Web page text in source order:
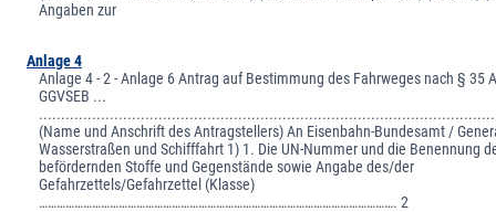
Angaben zur
Anlage 4
Anlage 4 - 2 - Anlage 6 Antrag auf Bestimmung des Fahrweges nach § 35
GGVSEB ...
(Name und Anschrift des Antragstellers) An Eisenbahn-Bundesamt /
Wasserstraßen und Schifffahrt 1) 1. Die UN-Nummer und die Benennung
befördernden Stoffe und Gegenstände sowie Angabe des/der
Gefahrzettels/Gefahrzettel (Klasse)
…………………………………………………………………………………………………………. 2